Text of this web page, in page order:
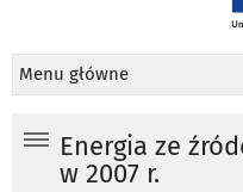
Menu główne
Energia ze
w 2007 r.